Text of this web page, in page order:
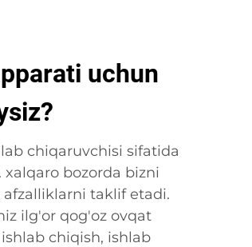
uchun
chiqaruvchisi sifatida
xalqaro bozorda bizni
taklif etadi.
ilg'or qog'oz ovqat
chiqish, ishlab